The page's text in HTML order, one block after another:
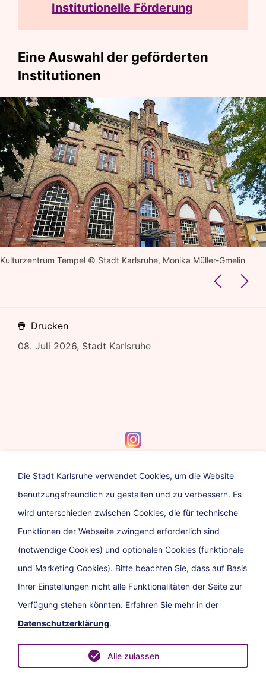
Institutionelle Förderung
Eine Auswahl der geförderten
Institutionen
Kulturzentrum Tempel © Stadt Karlsruhe, Monika Müller-Gmelin
Drucken
08. Juli 2026, Stadt Karlsruhe
Eine Dienststelle der
Datenschutz
Newsletter
Die Stadt Karlsruhe verwendet Cookies, um die Website
benutzungsfreundlich zu gestalten und zu verbessern. Es
wird unterschieden zwischen Cookies, die für technische
Funktionen der Webseite zwingend erforderlich sind
(notwendige Cookies) und optionalen Cookies (funktionale
und Marketing Cookies). Bitte beachten Sie, dass auf Basis
Ihrer Einstellungen nicht alle Funktionalitäten der Seite zur
Verfügung stehen könnten. Erfahren Sie mehr in der
Datenschutzerklärung.
Alle zulassen